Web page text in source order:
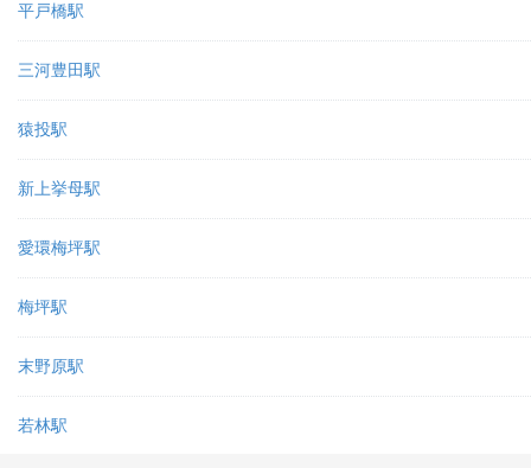
平戸橋駅
三河豊田駅
猿投駅
新上挙母駅
愛環梅坪駅
梅坪駅
末野原駅
若林駅